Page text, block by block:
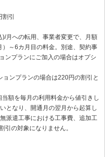
引
月への転用、事業者変更で、月額
～6カ月目の料金。別途、契約事
ンプランにご加入の場合はオプシ
ンプランの場合は220円の割引と
額を毎月の利用料金から値引きし
となり、開通月の翌月から起算し
派遣工事における工事費、追加工
引の対象になりません。